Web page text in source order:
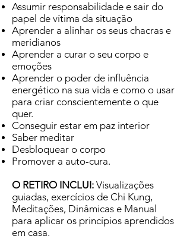
Assumir responsabilidade e sair do
papel de vítima da situação
Aprender a alinhar os seus chacras e
meridianos
Aprender a curar o seu corpo e
emoções
Aprender o poder de influência
energético na sua vida e como o usar
para criar conscientemente o que
quer.
Conseguir estar em paz interior
Saber meditar
Desbloquear o corpo
Promover a auto-cura.
O RETIRO INCLUI: Visualizações
guiadas, exercícios de Chi Kung,
Meditações, Dinâmicas e Manual
para aplicar os princípios aprendidos
em casa.